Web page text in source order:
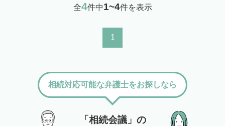
全4件中1~4件を表示
1
「相続会議」の
相続対応可能な弁護士をお探しなら